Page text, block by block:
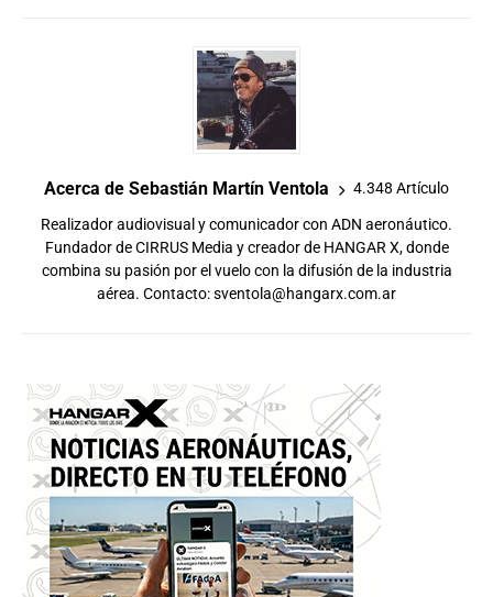
Acerca de Sebastián Martín Ventola 4.348 Artículo
Realizador audiovisual y comunicador con ADN aeronáutico.
Fundador de CIRRUS Media y creador de HANGAR X, donde
combina su pasión por el vuelo con la difusión de la industria
aérea. Contacto:sventola@hangarx.com.ar